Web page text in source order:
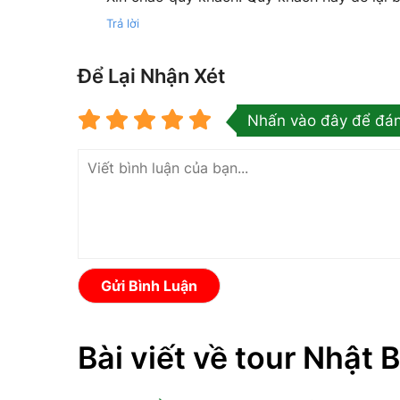
Trả lời
Để Lại Nhận Xét
Nhấn vào đây để
Gửi Bình Luận
Bài viết về tour Nhật